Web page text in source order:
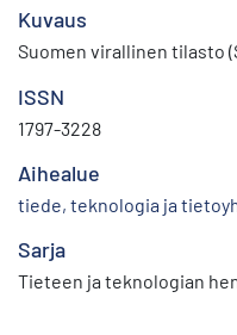
Kuvaus
Suomen virallinen tilasto
ISSN
1797-3228
Aihealue
tiede, teknologia ja
Sarja
Tieteen ja teknologian